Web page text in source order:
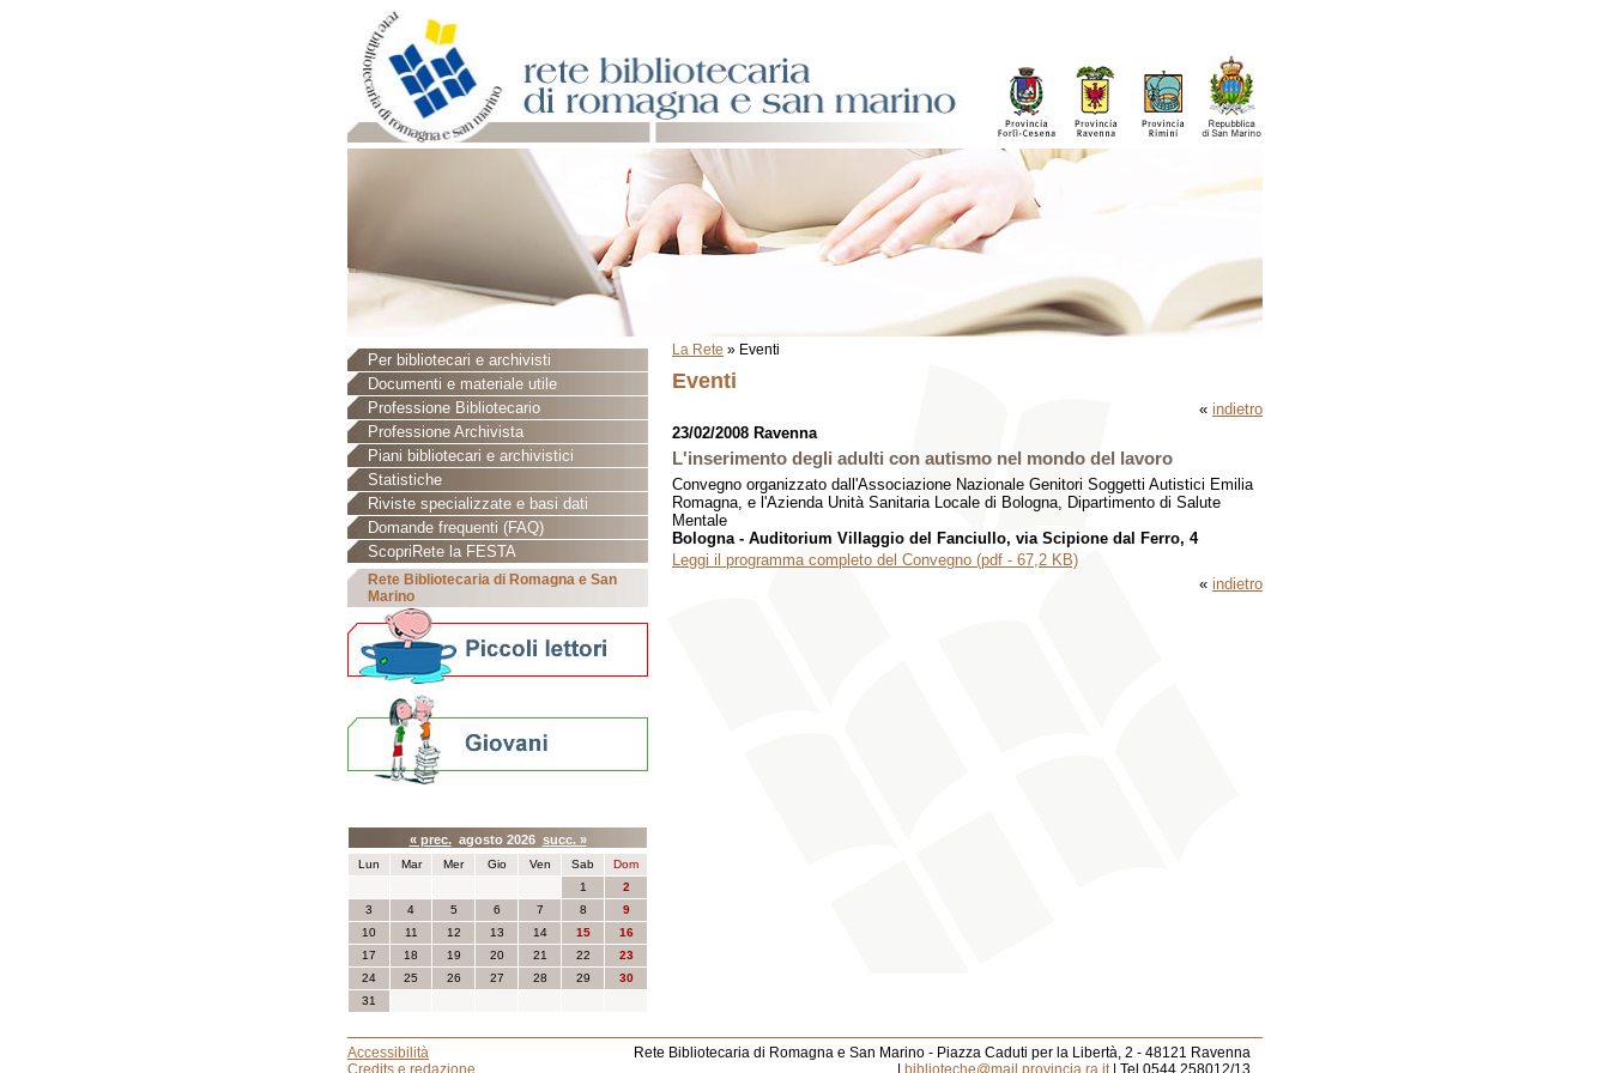
La Rete » Eventi
Eventi
« indietro
23/02/2008 Ravenna
L'inserimento degli adulti con autismo nel mondo del lavoro
Convegno organizzato dall'Associazione Nazionale Genitori Soggetti Autistici Emilia
Romagna, e l'Azienda Unità Sanitaria Locale di Bologna, Dipartimento di Salute
Mentale
Bologna - Auditorium Villaggio del Fanciullo, via Scipione dal Ferro, 4
Leggi il programma completo del Convegno (pdf - 67,2 KB)
« indietro
Per bibliotecari e archivisti
Documenti e materiale utile
Professione Bibliotecario
Professione Archivista
Piani bibliotecari e archivistici
Statistiche
Riviste specializzate e basi dati
Domande frequenti (FAQ)
ScopriRete la FESTA
Rete Bibliotecaria di Romagna e San
Marino
« prec.agosto 2026 succ. »
Lun Mar Mer Gio Ven Sab
Dom
1
2
3
4 5 6 7 8
9
10
11 12 13 14 15
16
17
18 19 20 21 22
23
24
25 26 27 28 29
30
31
Accessibilità
Credits e redazione
Rete Bibliotecaria di Romagna e San Marino - Piazza Caduti per la Libertà, 2 - 48121 Ravenna
biblioteche@mail.provincia.ra.it | Tel 0544.258012/13